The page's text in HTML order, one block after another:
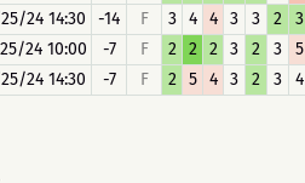
24 14:30
-14 F 3 4 4 3 3 2
3
24 10:00 -7 F 2 2 2 3 2 3
5
24 14:30
-7 F 2 5 4 3 2 3 4